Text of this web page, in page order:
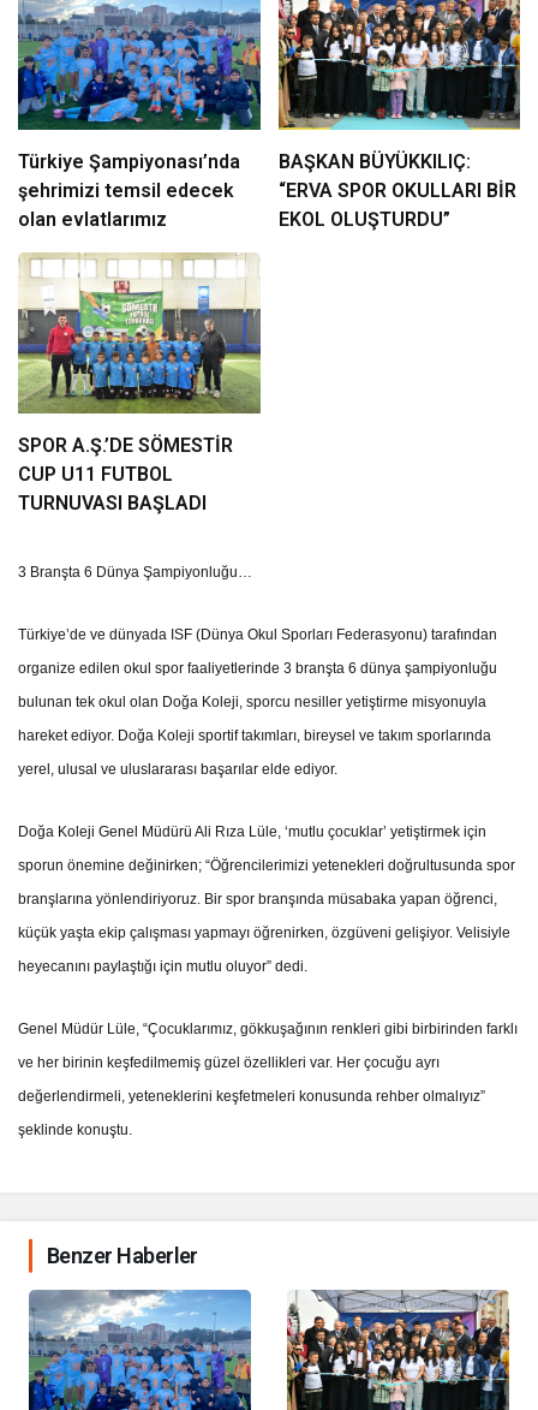
Türkiye Şampiyonası’nda
şehrimizi temsil edecek
olan evlatlarımız
BAŞKAN BÜYÜKKILIÇ:
“ERVA SPOR OKULLARI BİR
EKOL OLUŞTURDU”
SPOR A.Ş.’DE SÖMESTİR
CUP U11 FUTBOL
TURNUVASI BAŞLADI
3 Branşta 6 Dünya Şampiyonluğu…
Türkiye’de ve dünyada ISF (Dünya Okul Sporları Federasyonu) tarafından
organize edilen okul spor faaliyetlerinde3 branşta 6 dünya şampiyonluğu
bulunan tek okulolan Doğa Koleji, sporcu nesiller yetiştirme misyonuyla
hareket ediyor. Doğa Koleji sportif takımları, bireysel ve takım sporlarında
yerel, ulusal ve uluslararası başarılar elde ediyor.
Doğa Koleji Genel Müdürü Ali Rıza Lüle,‘mutlu çocuklar’ yetiştirmek için
sporun önemine değinirken; “Öğrencilerimizi yetenekleri doğrultusunda spor
branşlarına yönlendiriyoruz. Bir spor branşında müsabaka yapan öğrenci,
küçük yaşta ekip çalışması yapmayı öğrenirken, özgüveni gelişiyor. Velisiyle
heyecanını paylaştığı için mutlu oluyor” dedi.
Genel Müdür Lüle, “Çocuklarımız, gökkuşağının renkleri gibi birbirinden farklı
ve her birinin keşfedilmemiş güzel özellikleri var. Her çocuğu ayrı
değerlendirmeli, yeteneklerini keşfetmeleri konusunda rehber olmalıyız”
şeklinde konuştu.
Benzer Haberler